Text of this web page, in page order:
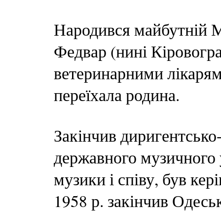
Народився майбутній
Федвар (нині
ветеринарними
переїхала родина.
Закінчив
державного
музики і співу, був
1958 р. закінчив